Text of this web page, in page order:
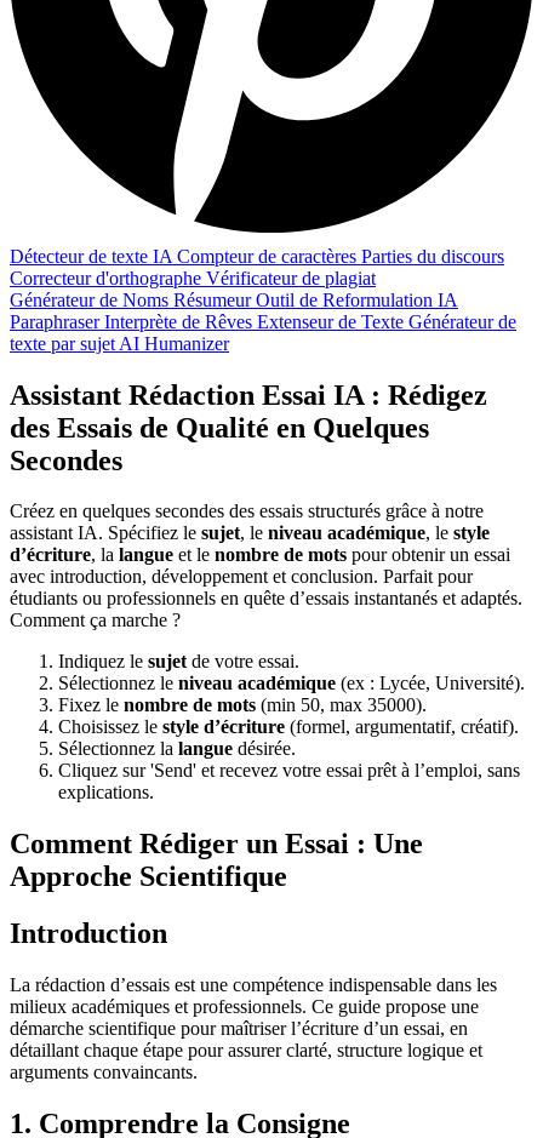
Détecteur de texte IA Compteur de caractères Parties du discours
Correcteur d'orthographe Vérificateur de plagiat
Générateur de Noms RésumeurOutil de Reformulation IA
ParaphraserInterprète de Rêves Extenseur de Texte Générateur de
texte par sujet AI Humanizer
Assistant Rédaction Essai IA : Rédigez
des Essais de Qualité en Quelques
Secondes
Créez en quelques secondes des essais structurés grâce à notre
assistant IA. Spécifiez le sujet, le niveau académique, le style
d’écriture, la langue et le nombre de mots pour obtenir un essai
avec introduction, développement et conclusion. Parfait pour
étudiants ou professionnels en quête d’essais instantanés et adaptés.
Comment ça marche ?
Indiquez le sujetde votre essai.
Sélectionnez le niveau académique (ex : Lycée, Université).
Fixez le nombre de mots (min 50, max 35000).
Choisissez le style d’écriture (formel, argumentatif, créatif).
Sélectionnez la langue désirée.
Cliquez sur 'Send' et recevez votre essai prêt à l’emploi, sans
explications.
Comment Rédiger un Essai : Une
Approche Scientifique
Introduction
La rédaction d’essais est une compétence indispensable dans les
milieux académiques et professionnels. Ce guide propose une
démarche scientifique pour maîtriser l’écriture d’un essai, en
détaillant chaque étape pour assurer clarté, structure logique et
arguments convaincants.
1. Comprendre la Consigne